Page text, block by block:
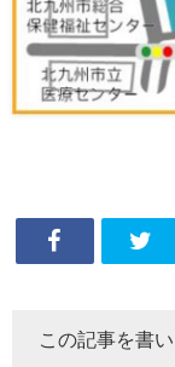
この記事を書い